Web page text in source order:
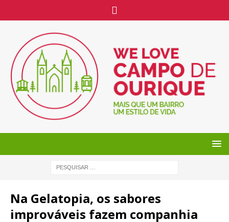
Na Gelatopia, os sabores
improváveis fazem companhia